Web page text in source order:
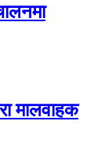
मालवाहक